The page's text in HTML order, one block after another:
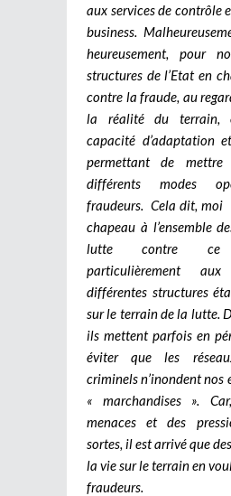
aux services de contrôle
business.
heureusement, pour
structures de l’Etat en
contre la fraude, au
la réalité du terrain,
capacité d’adaptation
permettant de
différents modes
fraudeurs.Cela dit, moi
chapeau à l’ensemble
lutte contre ce
particulièrement
différentes structures
sur le terrain de la lutte.
ils mettent parfois en
éviter que les
criminels n’inondent nos
« marchandises ».
menaces et des
sortes, il est arrivé que
la vie sur le terrain en
fraudeurs.